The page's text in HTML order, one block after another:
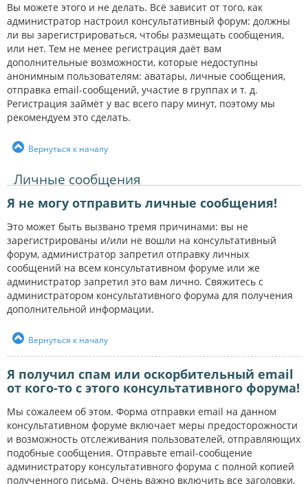
Вы можете этого и не делать. Всё зависит от того, как
администратор настроил консультативный форум: должны
ли вы зарегистрироваться, чтобы размещать сообщения,
или нет. Тем не менее регистрация даёт вам
дополнительные возможности, которые недоступны
анонимным пользователям: аватары, личные сообщения,
отправка email-сообщений, участие в группах и т. д.
Регистрация займёт у вас всего пару минут, поэтому мы
рекомендуем это сделать.
Вернуться к началу
Личные сообщения
Я не могу отправить личные сообщения!
Это может быть вызвано тремя причинами: вы не
зарегистрированы и/или не вошли на консультативный
форум, администратор запретил отправку личных
сообщений на всем консультативном форуме или же
администратор запретил это вам лично. Свяжитесь с
администратором консультативного форума для получения
дополнительной информации.
Вернуться к началу
Я получил спам или оскорбительный email
от кого-то с этого консультативного форума!
Мы сожалеем об этом. Форма отправки email на данном
консультативном форуме включает меры предосторожности
и возможность отслеживания пользователей, отправляющих
подобные сообщения. Отправьте email-сообщение
администратору консультативного форума с полной копией
полученного письма. Очень важно включить все заголовки,